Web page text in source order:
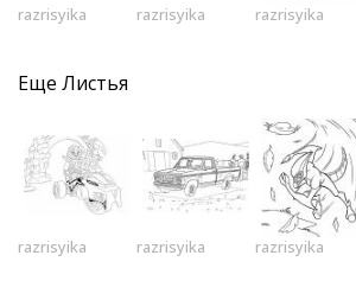
razrisyika razrisyika razrisyika
Еще Листья
razrisyika razrisyika razrisyika